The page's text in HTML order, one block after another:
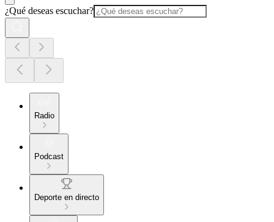
¿Qué deseas escuchar?
Radio
Podcast
Deporte en directo